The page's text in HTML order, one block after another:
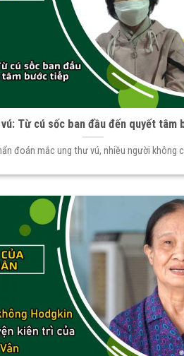
Từ cú sốc ban đầu đến quyết tâm
đoán mắc ung thư vú, nhiều người không